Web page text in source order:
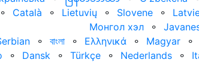
⚬ Català ⚬ Lietuvių ⚬ Slovene ⚬
Монгол хэл
⚬
⚬ বাংলা ⚬ Ελληνικά ⚬ Magyar ⚬
⚬ Dansk ⚬ Türkçe ⚬ Nederlands ⚬